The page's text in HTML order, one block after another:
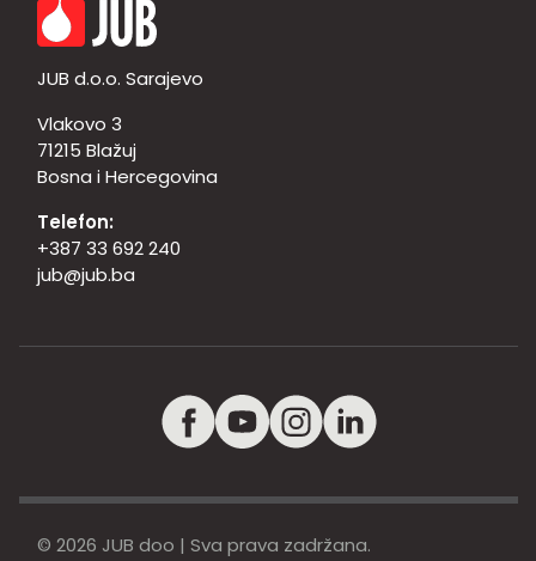
JUB d.o.o. Sarajevo
Vlakovo 3
71215 Blažuj
Bosna i Hercegovina
Telefon:
+387 33 692 240
jub@jub.ba
© 2026 JUB doo | Sva prava zadržana.